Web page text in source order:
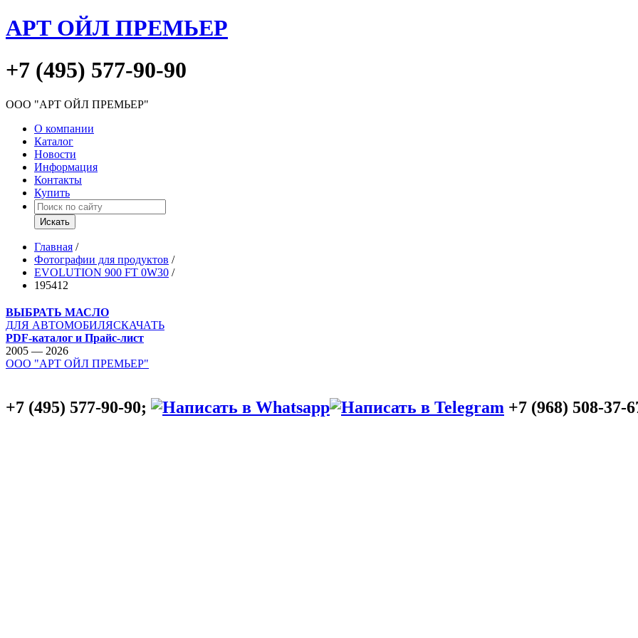
АРТ ОЙЛ ПРЕМЬЕР
+7 (495) 577-90-90
ООО "АРТ ОЙЛ ПРЕМЬЕР"
О компании
Каталог
Новости
Информация
Контакты
Купить
Главная /
Фотографии для продуктов /
EVOLUTION 900 FT 0W30 /
195412
ВЫБРАТЬ МАСЛО
ДЛЯ АВТОМОБИЛЯСКАЧАТЬ
PDF-каталог и Прайс-лист
2005 — 2026
ООО "АРТ ОЙЛ ПРЕМЬЕР"
+7 (495) 577-90-90; +7 (968) 508-37-